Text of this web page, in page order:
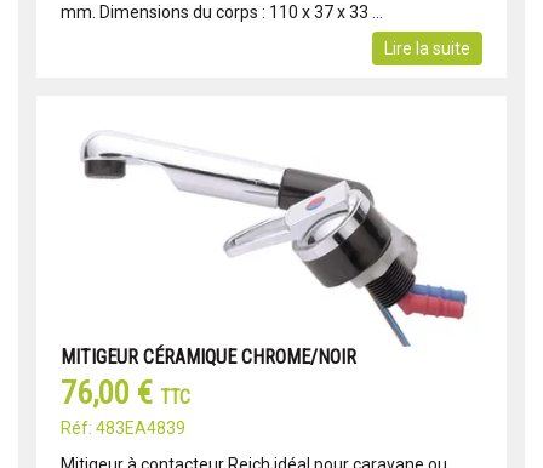
mm. Dimensions du corps : 110 x 37 x 33 ...
Lire la suite
MITIGEUR CÉRAMIQUE CHROME/NOIR
76,00 € TTC
Réf: 483EA4839